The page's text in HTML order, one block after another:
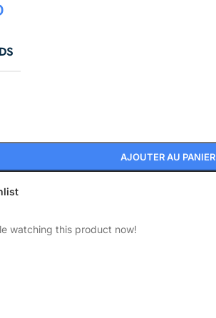
AJOUTER AU PANIER
watching this product now!